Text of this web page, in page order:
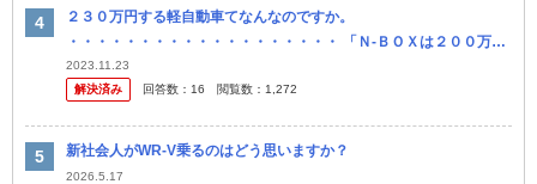
２３０万円する軽自動車てなんなのですか。
・・・・・・・・・・・・・・・・・・・ 「Ｎ‐ＢＯＸは２００万円
する」などと旧型Ｎ‐ＢＯＸのときは値段でマウントを取る人がいま
すが。 よく分からないので...
2023.11.23
解決済み
回答数： 16 閲覧数： 1,272
新社会人がWR-V乗るのはどう思いますか？
2026.5.17